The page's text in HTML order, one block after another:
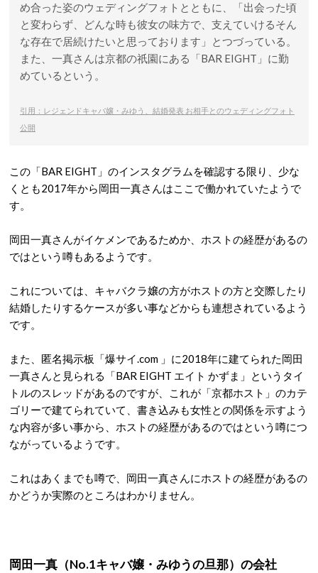
め合った姿のウェディングフォトとともに、「出会った頃
と変わらず、どんな時も彼女の味方で、支えていけるそん
な存在で居続けたいと思っております」とつづっている。
また、一真さんは京都の祇園にある「BAR EIGHT」に勤
めているという。
引用：レジェンドキャバ嬢・みゆう、結婚発表 お相手とのウェディングフォト
公開
この「BAR EIGHT」のインスタグラムを確認する限り、少な
くとも2017年から岡田一真さんはここで働かれていたようで
す。
岡田一真さんがイケメンであるためか、ホストの経歴があるの
ではという噂もあるようです。
これについては、キャバクラ嬢の方がホストの方と交際したり
結婚したりするケースが多い事などからも連想されているよう
です。
また、匿名掲示板「爆サイ.com 」に2018年に建てられた岡田
一真さんと見られる「BAR EIGHT エイト かずま」というタイ
トルのスレッドがあるのですが、これが「京都ホスト」のカテ
ゴリーで建てられていて、書き込みも女性との関係を示すよう
な内容が多い事から、ホストの経歴があるのではという噂につ
ながっているようです。
これはあくまでも噂で、岡田一真さんにホストの経歴があるの
かどうか実際のところはわかりません。
岡田一真（No.1キャバ嬢・みゆうの旦那）の会社